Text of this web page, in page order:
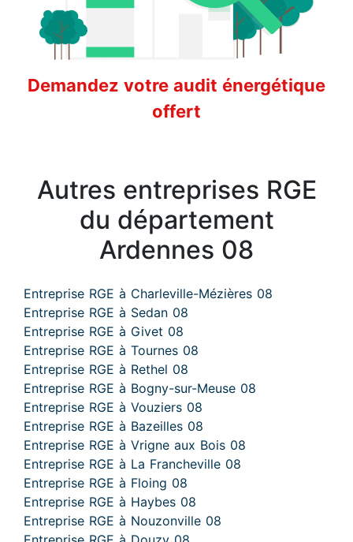
Demandez votre audit énergétique
offert
Autres entreprises RGE
du département
Ardennes 08
Entreprise RGE à Charleville-Mézières 08
Entreprise RGE à Sedan 08
Entreprise RGE à Givet 08
Entreprise RGE à Tournes 08
Entreprise RGE à Rethel 08
Entreprise RGE à Bogny-sur-Meuse 08
Entreprise RGE à Vouziers 08
Entreprise RGE à Bazeilles 08
Entreprise RGE à Vrigne aux Bois 08
Entreprise RGE à La Francheville 08
Entreprise RGE à Floing 08
Entreprise RGE à Haybes 08
Entreprise RGE à Nouzonville 08